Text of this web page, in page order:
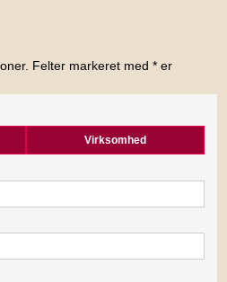
Felter markeret med * er
Virksomhed